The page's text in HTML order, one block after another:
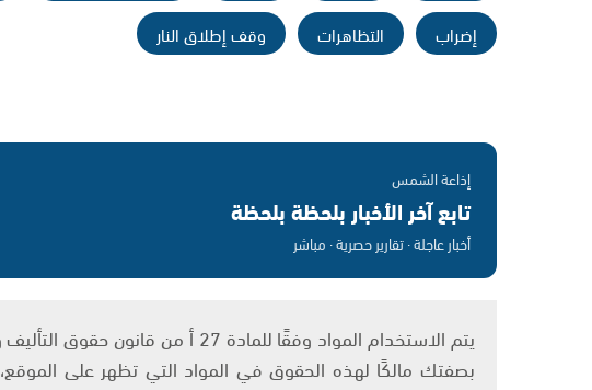
إضراب
التظاهرات وقف إطلاق النار
إذاعة الشمس
تابع آخر الأخبار بلحظة بلحظة
أخبار عاجلة · تقارير حصرية · مباشر
بصفتك مالكًا لهذه الحقوق في المواد التي تظهر على الموقع،